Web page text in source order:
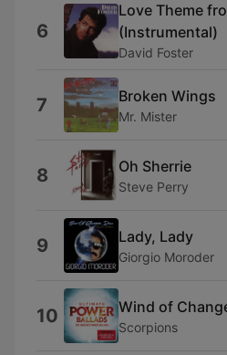
6
Love Theme
(Instrumental)
David Foster
7 Broken Wings
Mr. Mister
8 Oh Sherrie
Steve Perry
9 Lady, Lady
Giorgio Moroder
10 Wind of
Scorpions